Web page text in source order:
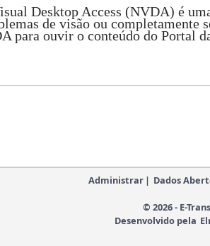
Desktop Access (NVDA) é
de visão ou
para ouvir o conteúdo do Portal
Administrar | Dados
© 2026 - E-
Desenvolvido pela